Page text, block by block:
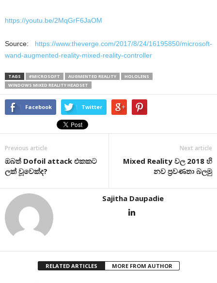
https://youtu.be/2MqGrF6JaOM
Source: https://www.theverge.com/2017/8/24/16195850/microsoft-
wand-augmented-reality-mixed-reality-controller
TAGS #MICROSOFT AUGMENTED REALITY
HOLOLENS
WINDOWS MIXED REALITY HEADSET
Facebook Twitter
Previous article
ඔබත් Dofoil attack එකකට
ලක් වූවෙක්ද?
Next article
Mixed Reality වල 2018 හි
නව ප්‍රවණතා බලමු
Sajitha Daupadie
RELATED ARTICLES MORE FROM AUTHOR